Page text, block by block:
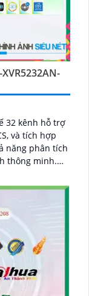
32 kênh hỗ trợ
và tích hợp
năng phân tích
thông minh.
cầu dễ dàng